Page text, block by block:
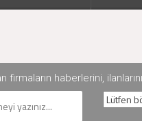
haberlerini,